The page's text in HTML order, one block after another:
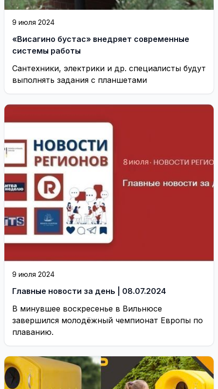
9 июля 2024
«Висагино бустас» внедряет современные
системы работы
Сантехники, электрики и др. специалисты будут
выполнять задания с планшетами
9 июля 2024
Главные новости за день | 08.07.2024
В минувшее воскресенье в Вильнюсе
завершился молодёжный чемпионат Европы по
плаванию.